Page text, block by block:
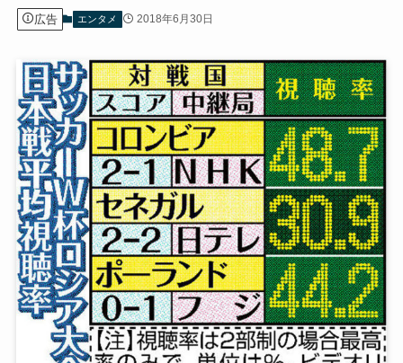
広告 エンタメ 2018年6月30日